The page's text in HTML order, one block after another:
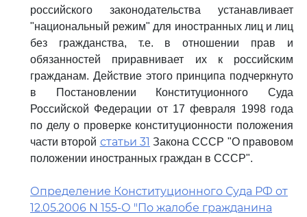
российского законодательства устанавливает
"национальный режим" для иностранных лиц и лиц
без гражданства, т.е. в отношении прав и
обязанностей приравнивает их к российским
гражданам. Действие этого принципа подчеркнуто
в Постановлении Конституционного Суда
Российской Федерации от 17 февраля 1998 года
по делу о проверке конституционности положения
части второй статьи 31 Закона СССР "О правовом
положении иностранных граждан в СССР".
Определение Конституционного Суда РФ от
12.05.2006 N 155-О "По жалобе гражданина